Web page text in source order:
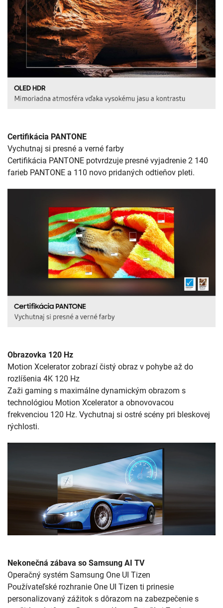
Certifikácia PANTONE
Vychutnaj si presné a verné farby
Certifikácia PANTONE potvrdzuje presné vyjadrenie 2 140
farieb PANTONE a 110 novo pridaných odtieňov pleti.
Obrazovka 120 Hz
Motion Xcelerator zobrazí čistý obraz v pohybe až do
rozlíšenia 4K 120 Hz
Zaži gaming s maximálne dynamickým obrazom s
technológiou Motion Xcelerator a obnovovacou
frekvenciou 120 Hz. Vychutnaj si ostré scény pri bleskovej
rýchlosti.
Nekonečná zábava so Samsung AI TV
Operačný systém Samsung One UI Tizen
Používateľské rozhranie One UI Tizen ti prinesie
personalizovaný zážitok s dôrazom na zabezpečenie s